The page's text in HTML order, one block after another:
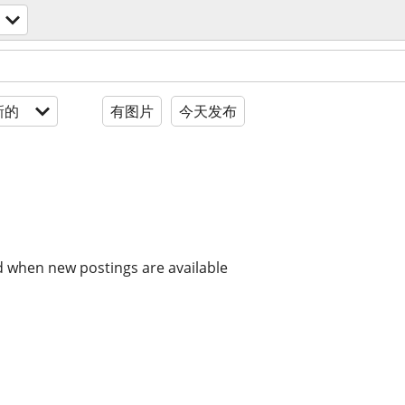
的 有图片 今天发布
new postings are available